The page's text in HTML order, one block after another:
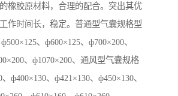
橡胶原材料，合理的配合。突出其优
作时间长，稳定。普通型气囊规格型
、ф600×125、ф700×200、
、ф1070×200、通风型气囊规格
ф400×130、ф421×130、ф450×130、